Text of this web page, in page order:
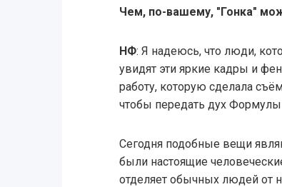
Чем, по-вашему, "Гонка"
НФ: Я надеюсь, что люди,
увидят эти яркие кадры и
работу, которую сделала
чтобы передать дух
Сегодня подобные вещи
были настоящие
отделяет обычных людей от